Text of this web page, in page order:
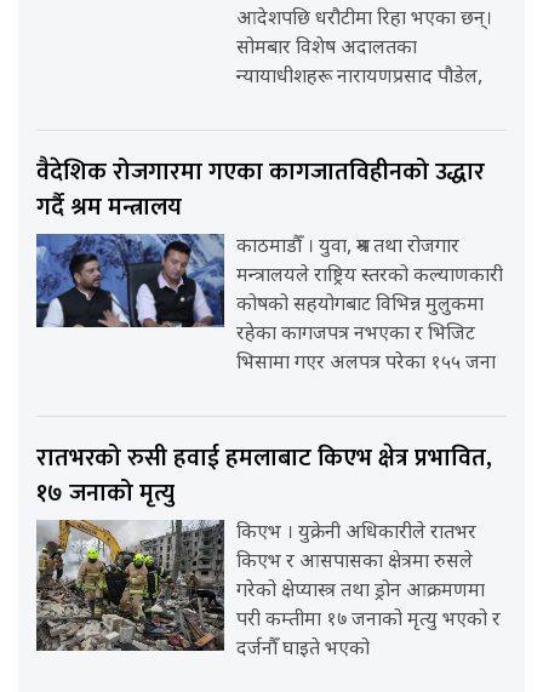
आदेशपछि धरौटीमा रिहा भएका छन्।
सोमबार विशेष अदालतका
न्यायाधीशहरू नारायणप्रसाद पौडेल,
वैदेशिक रोजगारमा गएका कागजातविहीनको उद्धार
गर्दै श्रम मन्त्रालय
काठमाडौँ । युवा, श्रम तथा रोजगार
मन्त्रालयले राष्ट्रिय स्तरको कल्याणकारी
कोषको सहयोगबाट विभिन्न मुलुकमा
रहेका कागजपत्र नभएका र भिजिट
भिसामा गएर अलपत्र परेका १५५ जना
रातभरको रुसी हवाई हमलाबाट किएभ क्षेत्र प्रभावित,
१७ जनाको मृत्यु
किएभ । युक्रेनी अधिकारीले रातभर
किएभ र आसपासका क्षेत्रमा रुसले
गरेको क्षेप्यास्त्र तथा ड्रोन आक्रमणमा
परी कम्तीमा १७ जनाको मृत्यु भएको र
दर्जनौँ घाइते भएको